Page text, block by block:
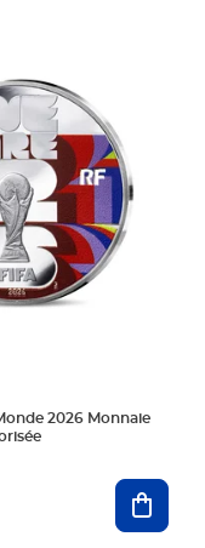
2026 Monnaie